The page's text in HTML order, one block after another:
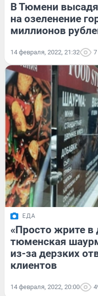
В Тюмени
на озеленение
миллионов
14 февраля, 2022, 21:32
ЕДА
«Просто жрите в
тюменская
из-за дерзких
клиентов
14 февраля, 2022, 20:00